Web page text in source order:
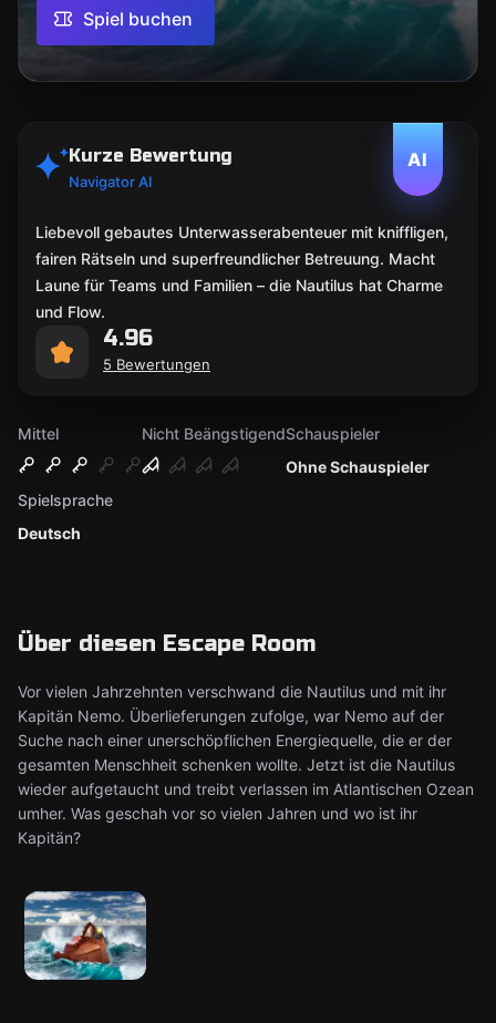
Spiel buchen
Mittel
Nicht Beängstigend
Ohne Schauspieler
Schauspieler
Deutsch
Spielsprache
Über diesen Escape Room
Vor vielen Jahrzehnten verschwand die Nautilus und mit ihr
Kapitän Nemo. Überlieferungen zufolge, war Nemo auf der
Suche nach einer unerschöpflichen Energiequelle, die er der
gesamten Menschheit schenken wollte. Jetzt ist die Nautilus
wieder aufgetaucht und treibt verlassen im Atlantischen Ozean
umher. Was geschah vor so vielen Jahren und wo ist ihr
Kapitän?
AI
Kurze Bewertung
Navigator AI
Liebevoll gebautes Unterwasserabenteuer mit kniffligen,
fairen Rätseln und superfreundlicher Betreuung. Macht
Laune für Teams und Familien – die Nautilus hat Charme
und Flow.
4.96
5 Bewertungen